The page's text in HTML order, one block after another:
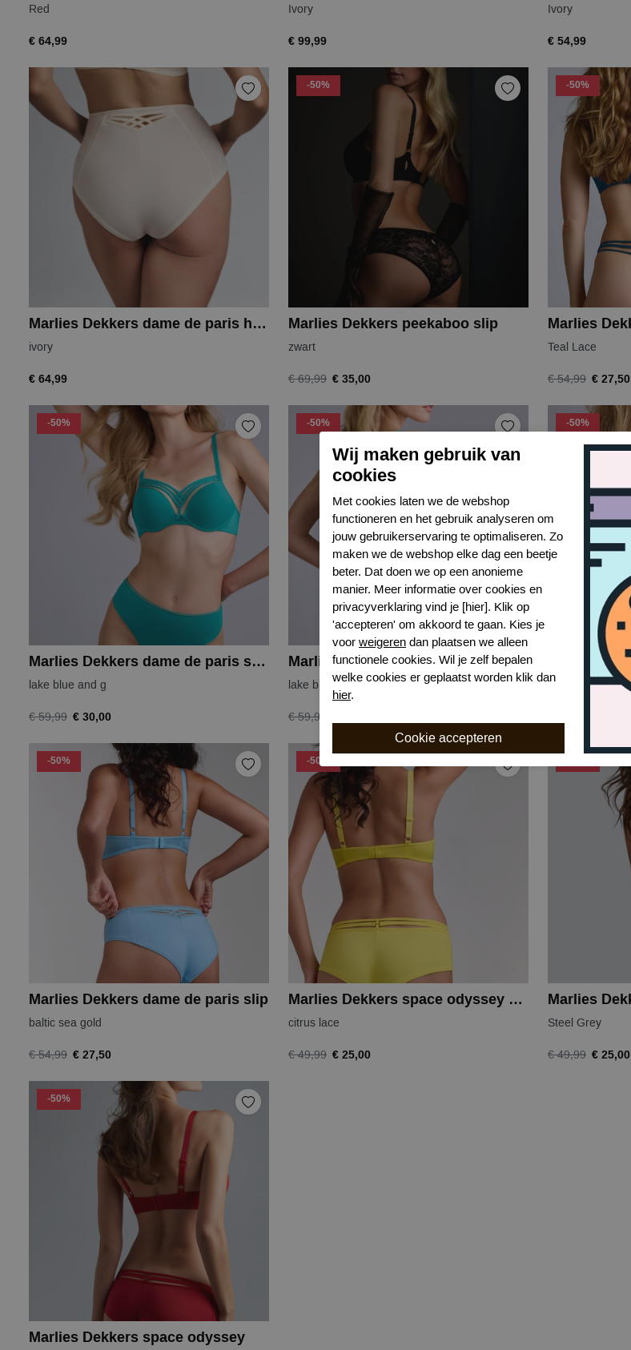
Red
€ 64,99
Ivory
€ 99,99
Ivory
€ 54,99
Marlies Dekkers dame de paris highwaist
ivory
€ 64,99
-50%
Marlies Dekkers peekaboo slip
zwart
€ 69,99 € 35,00
-50%
Teal Lace
€ 54,99 € 27,50
-50%
Marlies Dekkers dame de paris string
lake blue and g
€ 59,99 € 30,00
-50%
Marlies Dekkers dame de paris hipster
lake blue and g
€ 59,99
-50%
pristine
-50%
Marlies Dekkers dame de paris slip
baltic sea gold
€ 54,99 € 27,50
-50%
Marlies Dekkers space odyssey short
citrus lace
€ 49,99 € 25,00
Steel Grey
€ 49,99 € 25,00
-50%
Marlies Dekkers space odyssey
Wij maken gebruik van
cookies
Met cookies laten we de webshop
functioneren en het gebruik analyseren om
jouw gebruikerservaring te optimaliseren. Zo
maken we de webshop elke dag een beetje
beter. Dat doen we op een anonieme
manier. Meer informatie over cookies en
privacyverklaring vind je [hier]. Klik op
'accepteren' om akkoord te gaan. Kies je
voor weigeren dan plaatsen we alleen
functionele cookies. Wil je zelf bepalen
welke cookies er geplaatst worden klik dan
hier.